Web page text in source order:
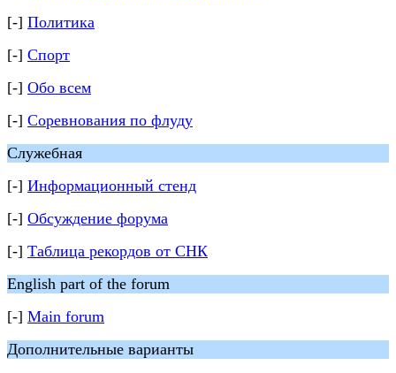
[-] Политика
[-] Спорт
[-] Обо всем
[-] Соревнования по флуду
Служебная
[-] Информационный стенд
[-] Обсуждение форума
[-] Таблица рекордов от СНК
English part of the forum
[-] Main forum
Дополнительные варианты